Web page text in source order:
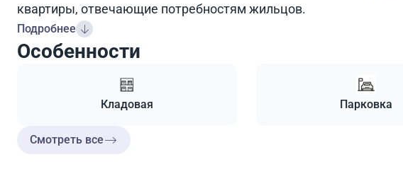
квартиры, отвечающие потребностям жильцов.
Подробнее
Особенности
Кладовая Парковка
Смотреть все